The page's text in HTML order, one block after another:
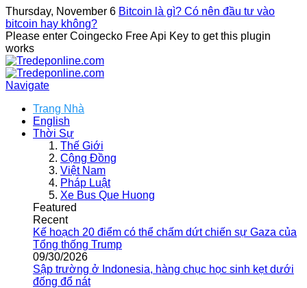
Thursday, November 6 Bitcoin là gì? Có nên đầu tư vào
bitcoin hay không?
Please enter Coingecko Free Api Key to get this plugin
works
Navigate
Trang Nhà
English
Thời Sự
Thế Giới
Cộng Đồng
Việt Nam
Pháp Luật
Xe Bus Que Huong
Featured
Recent
Kế hoạch 20 điểm có thể chấm dứt chiến sự Gaza của
Tổng thống Trump
09/30/2026
Sập trường ở Indonesia, hàng chục học sinh kẹt dưới
đống đổ nát